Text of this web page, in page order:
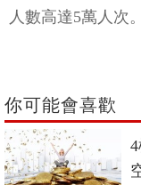
人數高達5萬人次。
你可能會喜歡